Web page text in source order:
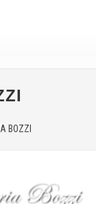
BOZZI